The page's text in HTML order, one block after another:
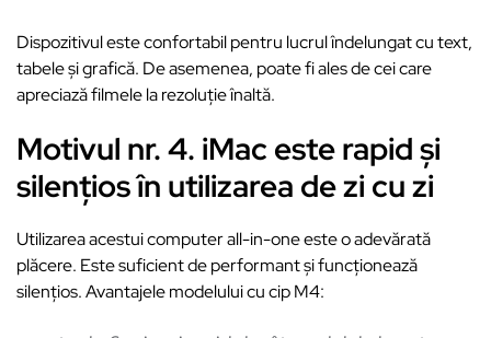
Dispozitivul este confortabil pentru lucrul îndelungat cu text,
tabele și grafică. De asemenea, poate fi ales de cei care
apreciază filmele la rezoluție înaltă.
Motivul nr. 4. iMac este rapid și
silențios în utilizarea de zi cu zi
Utilizarea acestui computer all-in-one este o adevărată
plăcere. Este suficient de performant și funcționează
silențios. Avantajele modelului cu cip M4: